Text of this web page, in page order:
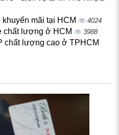
khuyến mãi tại HCM 4024
chất lượng ở HCM 3988
chất lượng cao ở TPHCM